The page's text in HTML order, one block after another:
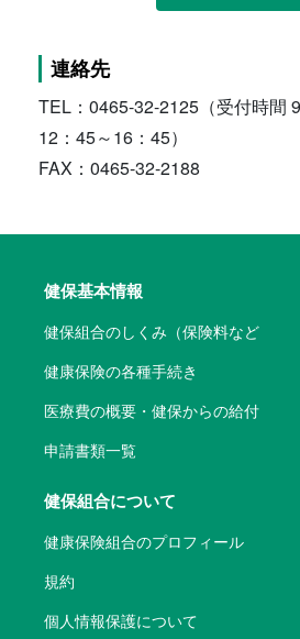
連絡先
TEL：0465-32-2125（受付時間 9
12：45～16：45）
FAX：0465-32-2188
健保基本情報
健保組合のしくみ（保険料など
健康保険の各種手続き
医療費の概要・健保からの給付
申請書類一覧
健保組合について
健康保険組合のプロフィール
規約
個人情報保護について